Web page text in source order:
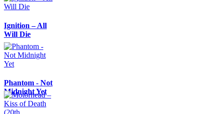
Ignition – All
Will Die
Phantom - Not
Midnight Yet